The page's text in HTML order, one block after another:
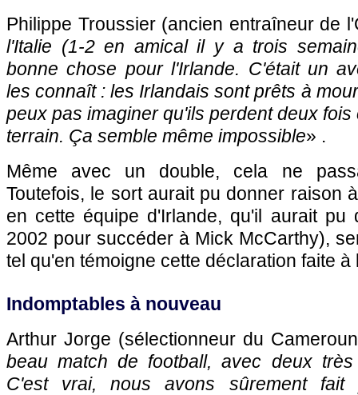
Philippe Troussier (ancien entraîneur de
l'Italie (1-2 en amical il y a trois
bonne chose pour l'Irlande. C'était un
les connaît : les Irlandais sont prêts à
peux pas imaginer qu'ils perdent deux
terrain. Ça semble même impossible» .
Même avec un double, cela ne
Toutefois, le sort aurait pu donner raison
en cette équipe d'Irlande, qu'il aurait pu
2002 pour succéder à Mick McCarthy),
tel qu'en témoigne cette déclaration faite à
Indomptables à nouveau
Arthur Jorge (sélectionneur du
beau match de football, avec deux
C'est vrai, nous avons sûrement fait